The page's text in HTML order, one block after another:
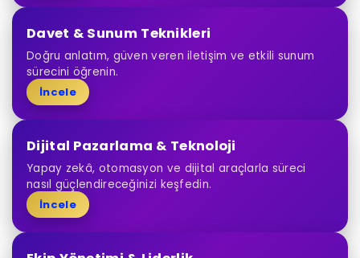
Davet & Sunum Teknikleri
Doğru anlatım, güven veren iletişim ve etkili sunum
sürecini öğrenin.
İncele
Dijital Pazarlama & Teknoloji
Yapay zekâ, otomasyon ve dijital araçlarla süreci
nasıl güçlendireceğinizi keşfedin.
İncele